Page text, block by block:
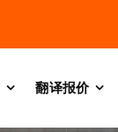
翻译报价